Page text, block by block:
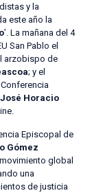
y la
este año la
’. La mañana del 4
San Pablo el
arzobispo de
; y el
José Horacio
Episcopal de
Gómez
global
una
de justicia